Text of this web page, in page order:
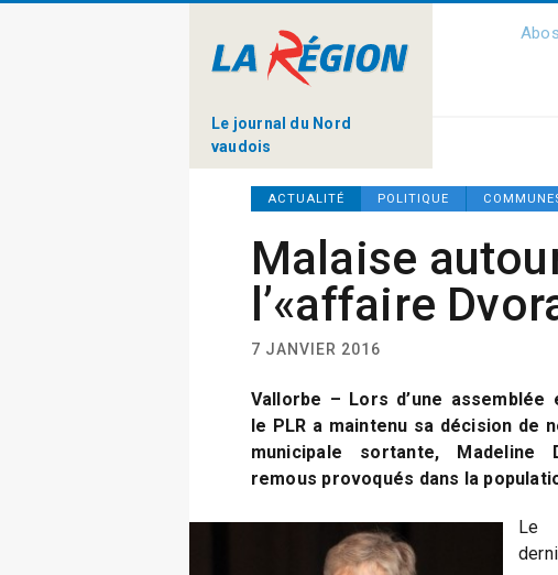
Le journal du Nord
vaudois
Abos
ACTUALITÉ POLITIQUE
Malaise
l’«affaire
7 JANVIER 2016
Vallorbe – Lors d’une assemblée
le PLR a maintenu sa décision de
municipale sortante, Madeline
remous provoqués dans la
Le